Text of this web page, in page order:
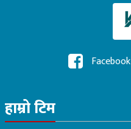
Facebook
हाम्रो टिम